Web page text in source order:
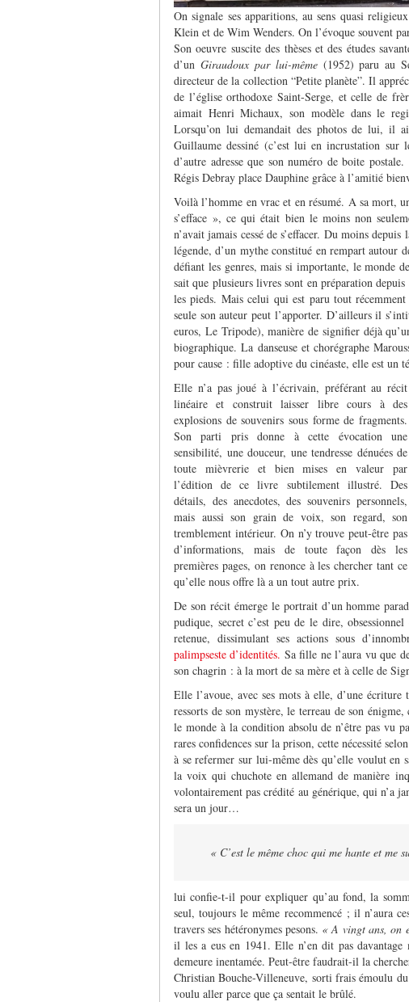
On signale ses apparitions, au sens quasi
Klein et de Wim Wenders. On l’évoque souvent
Son oeuvre suscite des thèses et des études
d’un Giraudoux par lui-même(1952) paru au
directeur de la collection “Petite planète”. Il
de l’église orthodoxe Saint-Serge, et celle de
aimait Henri Michaux, son modèle dans le
Lorsqu’on lui demandait des photos de lui, il
Guillaume dessiné (c’est lui en incrustation
d’autre adresse que son numéro de boite
Régis Debray place Dauphine grâce à l’amitié
Voilà l’homme en vrac et en résumé. A sa mort,
s’efface », ce qui était bien le moins non
n’avait jamais cessé de s’effacer. Du moins
légende, d’un mythe constitué en rempart
défiant les genres, mais si importante, le monde
sait que plusieurs livres sont en préparation
les pieds. Mais celui qui est paru tout
seule son auteur peut l’apporter. D’ailleurs il
euros, Le Tripode), manière de signifier déjà
biographique. La danseuse et chorégraphe
pour cause : fille adoptive du cinéaste, elle est un
Elle n’a pas joué à l’écrivain, préférant au récit
linéaire et construit laisser libre cours à des
explosions de souvenirs sous forme de fragments.
Son parti pris donne à cette évocation une
sensibilité, une douceur, une tendresse dénuées de
toute mièvrerie et bien mises en valeur par
l’édition de ce livre subtilement illustré. Des
détails, des anecdotes, des souvenirs personnels,
mais aussi son grain de voix, son regard, son
tremblement intérieur. On n’y trouve peut-être pas
d’informations, mais de toute façon dès les
premières pages, on renonce à les chercher tant ce
qu’elle nous offre là a un tout autre prix.
De son récit émerge le portrait d’un homme
pudique, secret c’est peu de le dire,
retenue, dissimulant ses actions sous
palimpseste d’identités. Sa fille ne l’aura vu que
son chagrin : à la mort de sa mère et à celle de
Elle l’avoue, avec ses mots à elle, d’une
ressorts de son mystère, le terreau de son
le monde à la condition absolu de n’être pas vu
rares confidences sur la prison, cette nécessité
à se refermer sur lui-même dès qu’elle voulut en
la voix qui chuchote en allemand de manière
volontairement pas crédité au générique, qui n’a
sera un jour…
« C’est le même choc qui me hante et me
lui confie-t-il pour expliquer qu’au fond, la
seul, toujours le même recommencé ; il n’aura
travers ses hétéronymes pesons. « A vingt ans, on
il les a eus en 1941. Elle n’en dit pas
demeure inentamée. Peut-être faudrait-il la
Christian Bouche-Villeneuve, sorti frais émoulu
voulu aller parce que ça sentait le brûlé.